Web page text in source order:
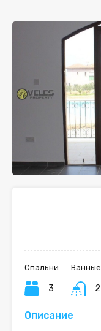
Спальни
3
Ванные
2
Описание